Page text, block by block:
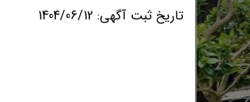
تاریخ ثبت آگهی: 1404/06/12